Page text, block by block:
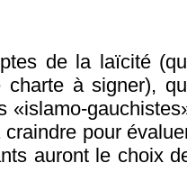
de la laïcité
charte à signer),
«islamo-
pour
auront le choix